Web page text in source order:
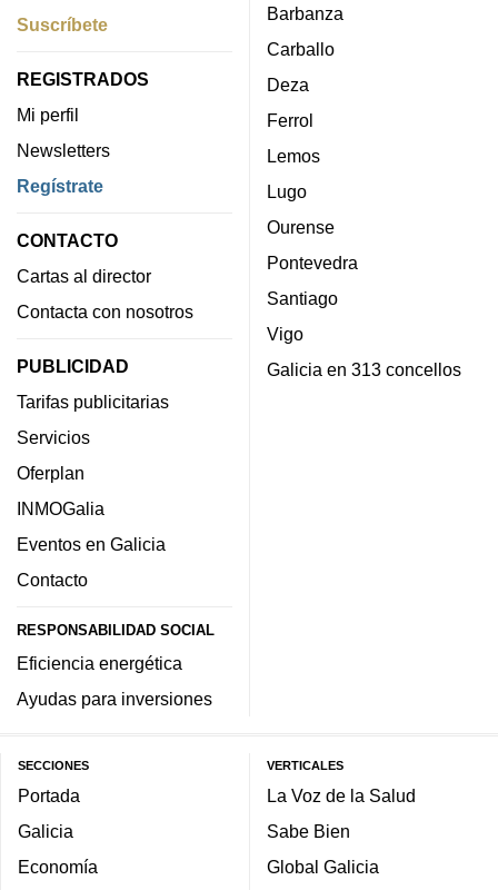
Suscríbete
REGISTRADOS
Mi perfil
Newsletters
Regístrate
CONTACTO
Cartas al director
Contacta con nosotros
PUBLICIDAD
Tarifas publicitarias
Servicios
Oferplan
INMOGalia
Eventos en Galicia
Contacto
RESPONSABILIDAD SOCIAL
Eficiencia energética
Ayudas para inversiones
Barbanza
Carballo
Deza
Ferrol
Lemos
Lugo
Ourense
Pontevedra
Santiago
Vigo
Galicia en 313 concellos
SECCIONES
Portada
Galicia
Economía
VERTICALES
La Voz de la Salud
Sabe Bien
Global Galicia